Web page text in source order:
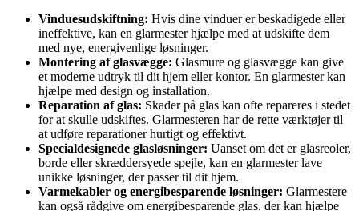
Vinduesudskiftning: Hvis dine vinduer er beskadigede eller
ineffektive, kan en glarmester hjælpe med at udskifte dem
med nye, energivenlige løsninger.
Montering af glasvægge: Glasmure og glasvægge kan give
et moderne udtryk til dit hjem eller kontor. En glarmester kan
hjælpe med design og installation.
Reparation af glas: Skader på glas kan ofte repareres i stedet
for at skulle udskiftes. Glarmesteren har de rette værktøjer til
at udføre reparationer hurtigt og effektivt.
Specialdesignede glasløsninger: Uanset om det er glasreoler,
borde eller skræddersyede spejle, kan en glarmester lave
unikke løsninger, der passer til dit hjem.
Varmekabler og energibesparende løsninger: Glarmestere
kan også rådgive om energibesparende glas, der kan hjælpe